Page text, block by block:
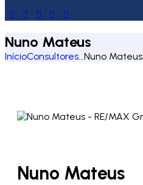
Nuno Mateus
InícioConsultores...Nuno Mateus
Nuno Mateus